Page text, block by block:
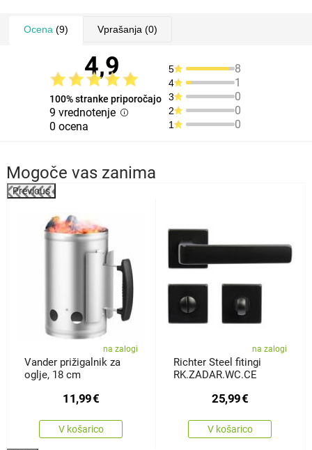
Ocena (9) Vprašanja (0)
4,9
100% stranke priporočajo
9 vrednotenje
0 ocena
5 8
4 1
3 0
2 0
1 0
Mogoče vas zanima
Previous
na zalogi
Vander prižigalnik za
oglje, 18 cm
11,99€
V košarico
na zalogi
Richter Steel fitingi
RK.ZADAR.WC.CE
25,99€
V košarico